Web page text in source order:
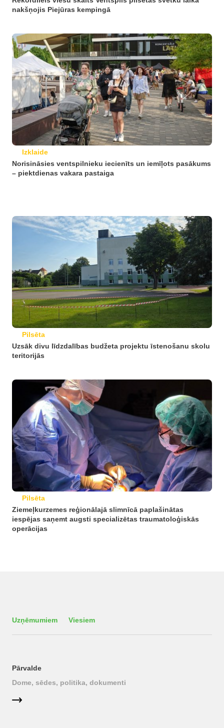
nakšņojis Piejūras kempingā
Izklaide
Norisināsies ventspilnieku iecienīts un iemīļots pasākums
– piektdienas vakara pastaiga
Pilsēta
Uzsāk divu līdzdalības budžeta projektu īstenošanu skolu
teritorijās
Pilsēta
Ziemeļkurzemes reģionālajā slimnīcā paplašinātas
iespējas saņemt augsti specializētas traumatoloģiskās
operācijas
Uzņēmumiem Viesiem
Pārvalde
Dome, sēdes, politika, dokumenti